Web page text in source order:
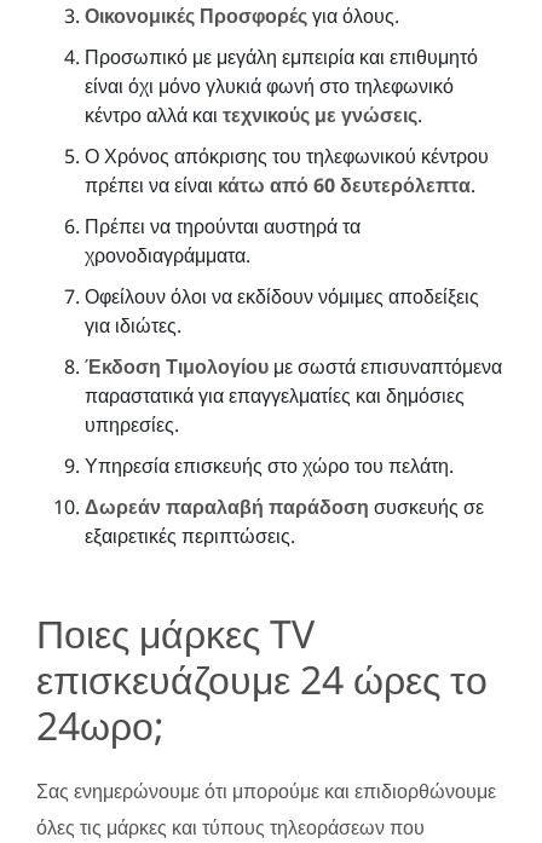
Οικονομικές Προσφορέςγια όλους.
Προσωπικό με μεγάλη εμπειρία και επιθυμητό
είναι όχι μόνο γλυκιά φωνή στο τηλεφωνικό
κέντρο αλλά και τεχνικούς με γνώσεις.
Ο Χρόνος απόκρισης του τηλεφωνικού κέντρου
πρέπει να είναι κάτω από 60 δευτερόλεπτα.
Πρέπει να τηρούνται αυστηρά τα
χρονοδιαγράμματα.
Οφείλουν όλοι να εκδίδουν νόμιμες αποδείξεις
για ιδιώτες.
Έκδοση Τιμολογίου με σωστά επισυναπτόμενα
παραστατικά για επαγγελματίες και δημόσιες
υπηρεσίες.
Υπηρεσία επισκευής στο χώρο του πελάτη.
Δωρεάν παραλαβή παράδοση συσκευής σε
εξαιρετικές περιπτώσεις.
Ποιες μάρκες TV
επισκευάζουμε 24 ώρες το
24ωρο;
Σας ενημερώνουμε ότι μπορούμε και επιδιορθώνουμε
όλες τις μάρκες και τύπους τηλεοράσεων που